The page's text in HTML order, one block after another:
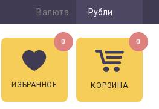
Валюта: Рубли
ИЗБРАННОЕ
0
КОРЗИНА
0